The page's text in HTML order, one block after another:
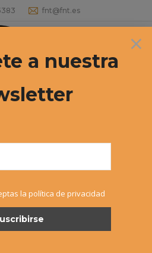
fnt@fnt.es
×
a nuestra
la política de privacidad